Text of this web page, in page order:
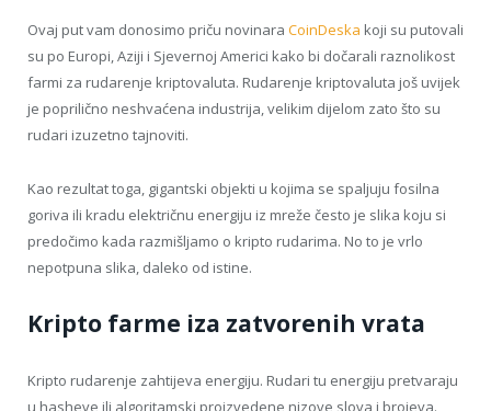
Ovaj put vam donosimo priču novinara CoinDeska koji su putovali
su po Europi, Aziji i Sjevernoj Americi kako bi dočarali raznolikost
farmi za rudarenje kriptovaluta. Rudarenje kriptovaluta još uvijek
je poprilično neshvaćena industrija, velikim dijelom zato što su
rudari izuzetno tajnoviti.
Kao rezultat toga, gigantski objekti u kojima se spaljuju fosilna
goriva ili kradu električnu energiju iz mreže često je slika koju si
predočimo kada razmišljamo o kripto rudarima. No to je vrlo
nepotpuna slika, daleko od istine.
Kripto farme iza zatvorenih vrata
Kripto rudarenje zahtijeva energiju. Rudari tu energiju pretvaraju
u hasheve ili algoritamski proizvedene nizove slova i brojeva.